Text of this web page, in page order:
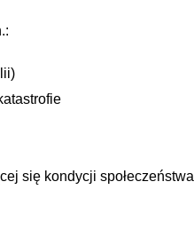
się kondycji społeczeństwa